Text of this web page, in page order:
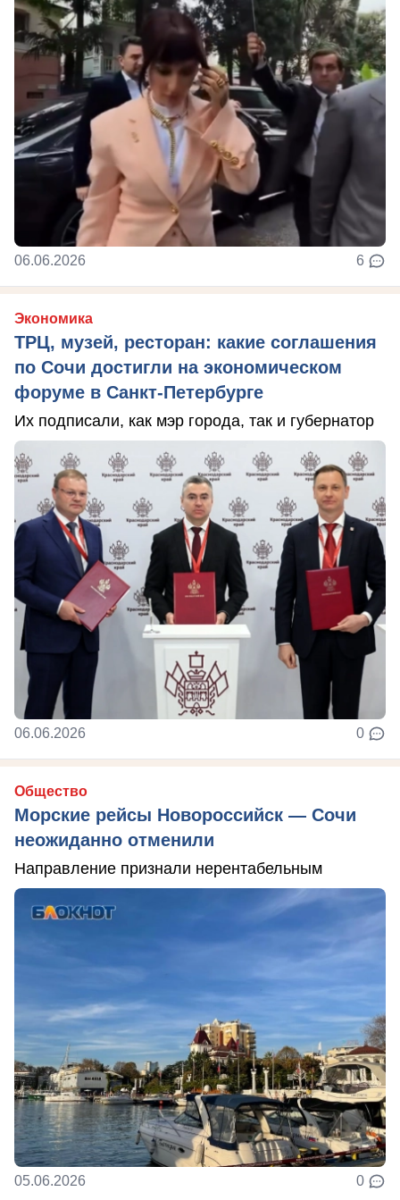
06.06.2026 6
Экономика
ТРЦ, музей, ресторан: какие соглашения
по Сочи достигли на экономическом
форуме в Санкт-Петербурге
Их подписали, как мэр города, так и губернатор
06.06.2026 0
Общество
Морские рейсы Новороссийск — Сочи
неожиданно отменили
Направление признали нерентабельным
05.06.2026 0